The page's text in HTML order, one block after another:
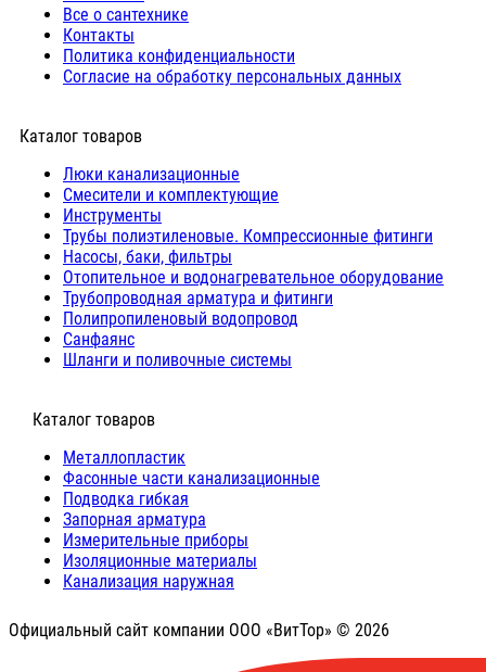
Все о сантехнике
Контакты
Политика конфиденциальности
Согласие на обработку персональных данных
Каталог товаров
Люки канализационные
Cмесители и комплектующие
Инструменты
Трубы полиэтиленовые. Компрессионные фитинги
Насосы, баки, фильтры
Отопительное и водонагревательное оборудование
Трубопроводная арматура и фитинги
Полипропиленовый водопровод
Санфаянс
Шланги и поливочные системы
⠀Каталог товаров
Металлопластик
Фасонные части канализационные
Подводка гибкая
Запорная арматура
Измерительные приборы
Изоляционные материалы
Канализация наружная
Официальный сайт компании ООО «ВитТор» © 2026